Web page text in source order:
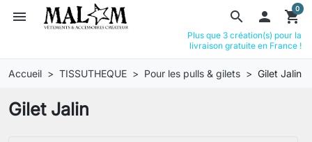
search
menu  shopping_cart
0
Plus que 3 création(s) pour la
livraison gratuite en France !
Accueil TISSUTHEQUE Pour les pulls & gilets Gilet Jalin
Gilet Jalin